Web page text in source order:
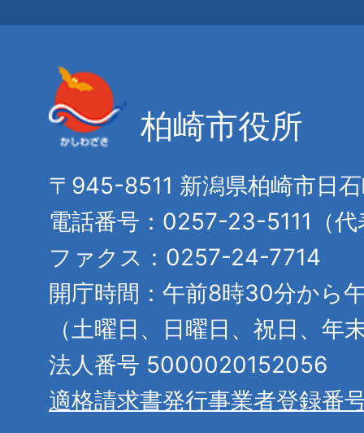
柏崎市役所
〒945-8511 新潟県柏崎市日
電話番号：0257-23-5111（代
ファクス：0257-24-7714
開庁時間：午前8時30分から
（土曜日、日曜日、祝日、年
法人番号 5000020152056
適格請求書発行事業者登録番